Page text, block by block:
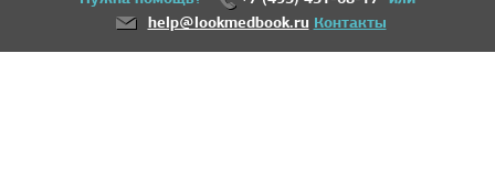
help@lookmedbook.ru Контакты